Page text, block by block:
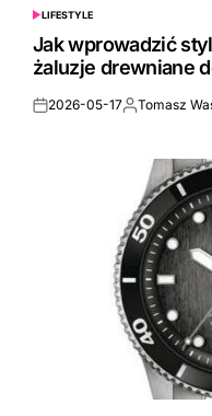
POSTED
IN
LIFESTYLE
Jak wprowadzić
żaluzje drewniane
Posted
2026-05-17Posted
Tomasz